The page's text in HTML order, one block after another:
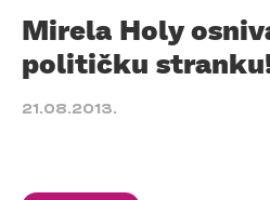
Mirela Holy
političku
21.08.2013.